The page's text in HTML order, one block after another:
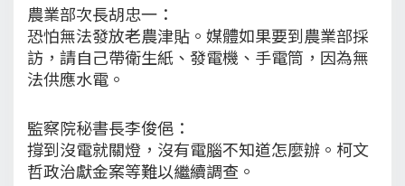
農業部次長胡忠一：
恐怕無法發放老農津貼。媒體如果要到農業部採
訪，請自己帶衛生紙、發電機、手電筒，因為無
法供應水電。
監察院秘書長李俊俋：
撐到沒電就關燈，沒有電腦不知道怎麼辦。柯文
哲政治獻金案等難以繼續調查。